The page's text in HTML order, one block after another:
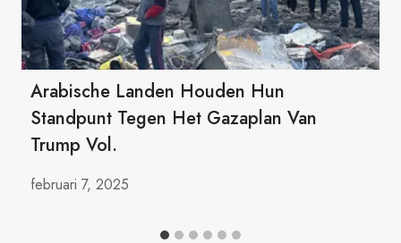
Arabische Landen Houden Hun
Standpunt Tegen Het Gazaplan Van
Trump Vol.
februari 7, 2025